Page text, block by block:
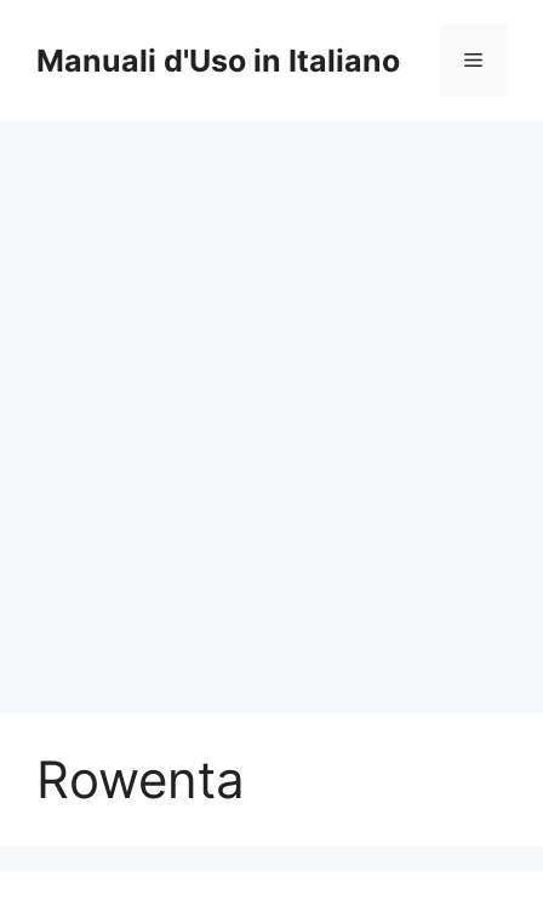
contenuto
Manuali d'Uso in Italiano Menu
Rowenta